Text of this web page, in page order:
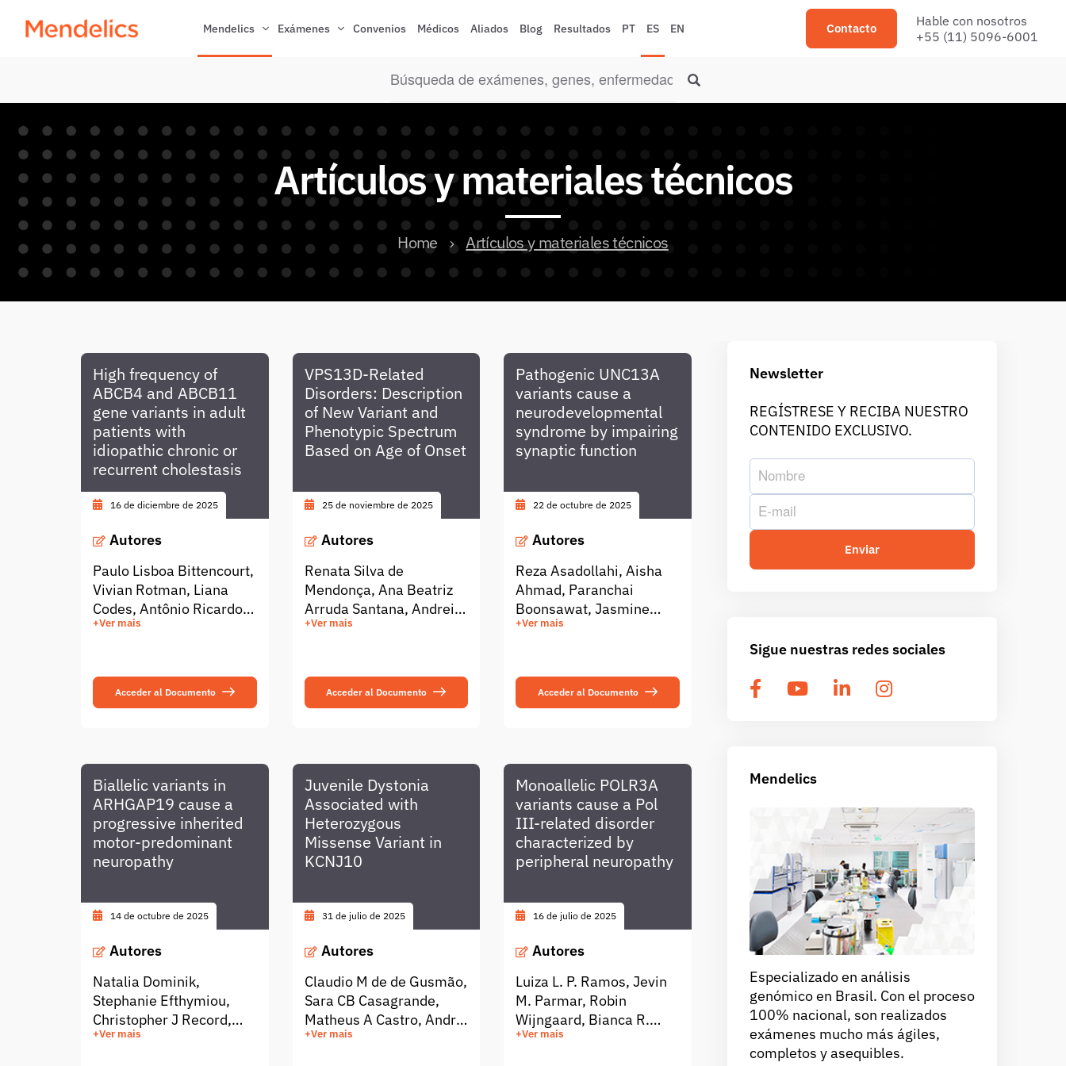
Mendelics Exámenes Convenios Médicos Aliados Blog Resultados PT ES EN Contacto
Hable con nosotros
+55 (11) 5096-6001
Artículos y materiales técnicos
Home Artículos y materiales técnicos
Newsletter
REGÍSTRESE Y RECIBA NUESTRO
CONTENIDO EXCLUSIVO.
Sigue nuestras redes sociales
Mendelics
Especializado en análisis
genómico en Brasil. Con el proceso
100% nacional, son realizados
exámenes mucho más ágiles,
completos y asequibles.
High frequency of
ABCB4 and ABCB11
gene variants in adult
patients with
idiopathic chronic or
recurrent cholestasis
16 de diciembre de 2025
Autores
Paulo Lisboa Bittencourt,
Vivian Rotman, Liana
Codes, Antônio Ricardo
Cárdia Ferraz de
Geovana Falcão Barbosa
Celestino, Raymundo
Sampaio de Athayde
Costa, Richard J
Thompson, Gilda Porta
+Ver mais
Acceder al Documento
VPS13D-Related
Disorders: Description
of New Variant and
Phenotypic Spectrum
Based on Age of Onset
25 de noviembre de 2025
Autores
Renata Silva de
Mendonça, Ana Beatriz
Arruda Santana, Andreia
Braga Mota Azzoni, Ana
Castro, Leandro Tavares
Lucato, Fernando Kok &
+Ver mais
Acceder al Documento
Pathogenic UNC13A
variants cause a
neurodevelopmental
syndrome by impairing
synaptic function
22 de octubre de 2025
Autores
Reza Asadollahi, Aisha
Ahmad, Paranchai
Boonsawat, Jasmine
Shahanoor Hinzen,
Sun, Tillmann Utesch,
Jonas D Sommer,
Fischermanns, Mrinalini
Ranjan, Moritz Boll,
Chandran Ka, Amélie
Piton, Francesca Mattioli,
Bertrand Isidor, Katrin
Õunap, Karit Reinson,
Monica H Wojcik,
Saadet Mercimek-
Andrews, Naomichi
Matsumoto, Noriko
Oliveira Stephan, Rachel
Sayuri Honjo, Debora R
Bertola, Chong Ae Kim,
+Ver mais
Acceder al Documento
Biallelic variants in
ARHGAP19 cause a
progressive inherited
motor-predominant
neuropathy
14 de octubre de 2025
Autores
Natalia Dominik,
Stephanie Efthymiou,
Christopher J Record,
Xinyu Miao, Renee Q Lin,
+Ver mais
Juvenile Dystonia
Associated with
Heterozygous
Missense Variant in
KCNJ10
31 de julio de 2025
Autores
Claudio M de de Gusmão,
Sara CB Casagrande,
Matheus A Castro, André
Pessoa, Cleonisio Leite
+Ver mais
Monoallelic POLR3A
variants cause a Pol
III-related disorder
characterized by
peripheral neuropathy
16 de julio de 2025
Autores
Luiza L. P. Ramos, Jevin
M. Parmar, Robin
Wijngaard, Bianca R.
Grosz, View ORCID
+Ver mais